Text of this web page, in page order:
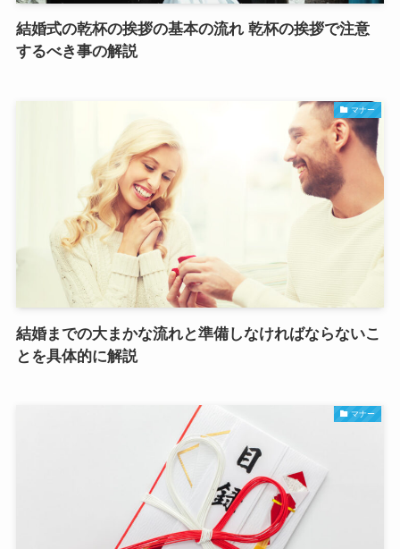
結婚式の乾杯の挨拶の基本の流れ 乾杯の挨拶で注意
するべき事の解説
マナー
結婚までの大まかな流れと準備しなければならないこ
とを具体的に解説
マナー